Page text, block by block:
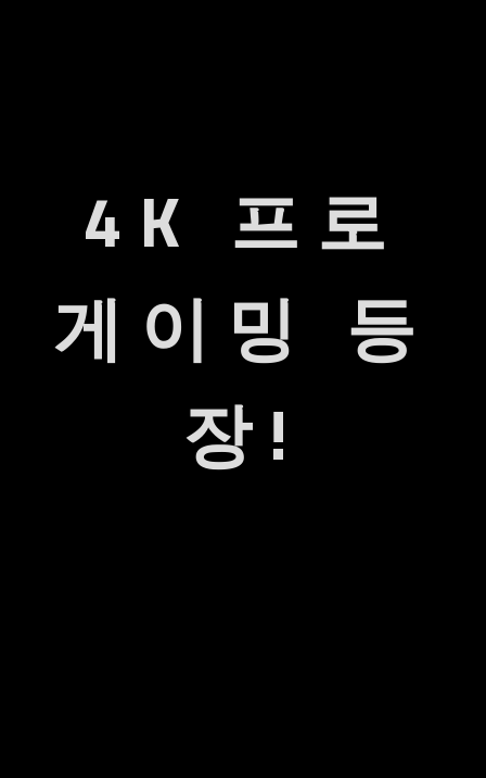
4K 프로
게이밍 등
장!
인체공학 전방위적인 조절
4K 엔터테인먼트
UHD
4K 고해상도
HDMI 2.1
VRR & ALLM
94% DCI-P3